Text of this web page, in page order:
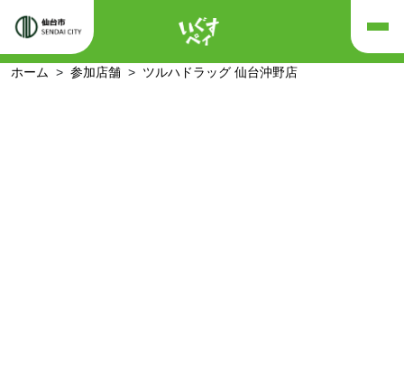
ホーム 参加店舗 ツルハドラッグ 仙台沖野店